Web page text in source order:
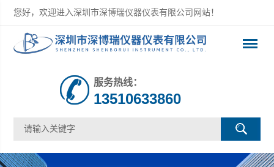
您好，欢迎进入深圳市深博瑞仪器仪表有限公司网站！
服务热线：
13510633860